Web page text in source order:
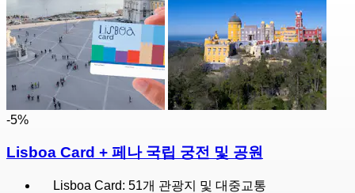
-5%
Lisboa Card + 페나 국립 궁전 및 공원
Lisboa Card: 51개 관광지 및 대중교통